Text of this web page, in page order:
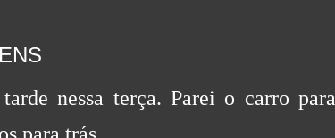
nessa terça. Parei o carro para